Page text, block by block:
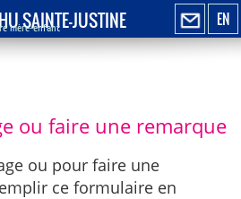
EN
SAINTE-JUSTINE
mère-enfant
ou faire une remarque
ou pour faire une
ce formulaire en